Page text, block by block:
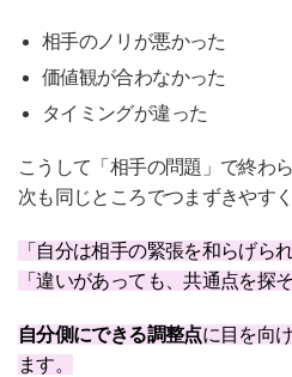
相手のノリが悪かった
価値観が合わなかった
タイミングが違った
こうして「相手の問題」で終わ
次も同じところでつまずきやすく
「自分は相手の緊張を和らげられ
「違いがあっても、共通点を探
自分側にできる調整点に目を向
ます。